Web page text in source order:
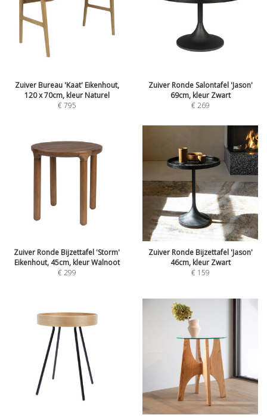
Zuiver Bureau 'Kaat' Eikenhout,
120 x 70cm, kleur Naturel
€795
Zuiver Ronde Salontafel 'Jason'
69cm, kleur Zwart
€269
Zuiver Ronde Bijzettafel 'Storm'
Eikenhout, 45cm, kleur Walnoot
€299
Zuiver Ronde Bijzettafel 'Jason'
46cm, kleur Zwart
€ 159